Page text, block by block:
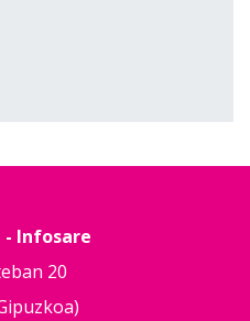
- Infosare
20